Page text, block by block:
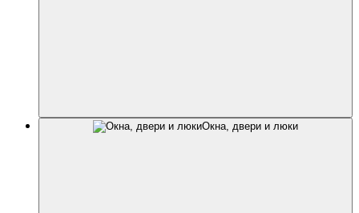
Окна, двери и люки